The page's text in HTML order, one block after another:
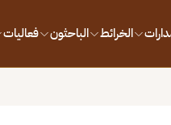
الخرائط الباحثون فعاليات